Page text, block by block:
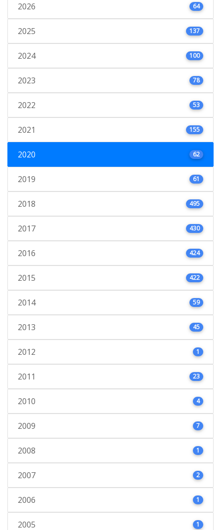
2026 64
2025 137
2024 100
2023 78
2022 53
2021 155
2020 62
2019 61
2018 495
2017 430
2016 424
2015 422
2014 59
2013 45
2012 1
2011 23
2010 4
2009 7
2008 1
2007 2
2006 1
2005 1